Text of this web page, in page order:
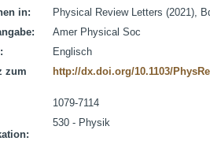
in:
Physical Review Letters (2021),
Amer Physical Soc
Englisch
zum
http://dx.doi.org/10.1103/
1079-7114
530 - Physik